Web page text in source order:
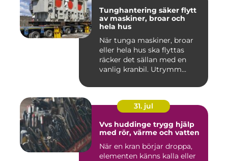
Tunghantering säker flytt
av maskiner, broar och
hela hus
När tunga maskiner, broar
eller hela hus ska flyttas
räcker det sällan med en
vanlig kranbil. Utrymm...
31. jul
Vvs huddinge trygg hjälp
med rör, värme och vatten
När en kran börjar droppa,
elementen känns kalla eller